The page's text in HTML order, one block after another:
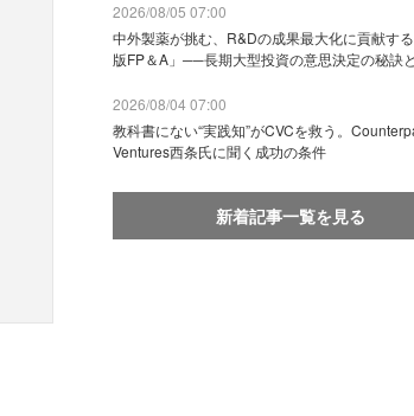
2026/08/05 07:00
中外製薬が挑む、R&Dの成果最大化に貢献す
版FP＆A」──長期大型投資の意思決定の秘訣
2026/08/04 07:00
教科書にない“実践知”がCVCを救う。
Ventures西条氏に聞く成功の条件
新着記事一覧を見る